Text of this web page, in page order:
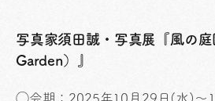
写真家須田誠・写真展『風の
Garden）』